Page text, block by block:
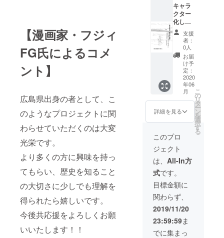
【漫画家・フジィ
FG氏によるコメ
ント】
広島県出身の者として、こ
のようなプロジェクトに関
わらせていただくのは大変
光栄です。
より多くの方に興味を持っ
てもらい、歴史を知ること
の大切さに少しでも理解を
得られたら嬉しいです。
今後共応援をよろしくお願
いいたします！！
キャラ
クター
化して
登場人
物させ
る（お
写真や
特徴等
から
キャラ
クター
を作
成） ※
登場場
面につ
いては
こちら
にお任
せいた
だきま
す。人
数制限
20名程
支援
者：
0人
お届
け予
定：
2020
年06
月
詳細を見る
こ
の
リ
タ
ー
ン
を
選
択
す
る
このプロ
ジェクト
は、 All-In方
式です。
目標金額に
関わらず、
2019/11/20
23:59:59ま
でに集まっ